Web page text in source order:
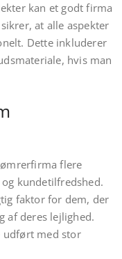
kan et godt firma
at alle aspekter
Dette inkluderer
hvis man
flere
kundetilfredshed.
faktor for dem, der
af deres lejlighed.
udført med stor